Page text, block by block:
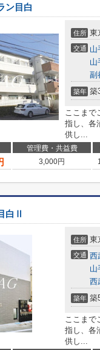
ン目白
住所 東
交通 山
山
副
築年 築
ここまで
指し、各
供し...
管理費・共益費
3,000円
白Ⅱ
住所 東
交通 西
山
西
築年 築
ここまで
指し、各
供し...